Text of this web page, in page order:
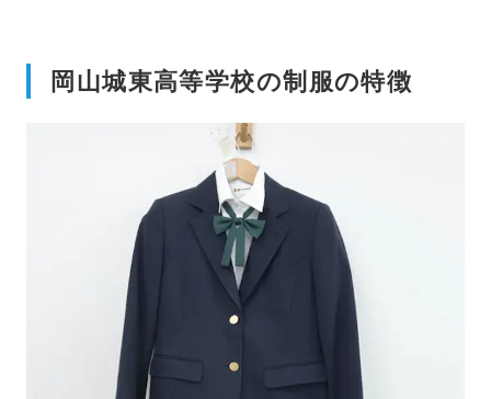
岡山城東高等学校の制服の特徴